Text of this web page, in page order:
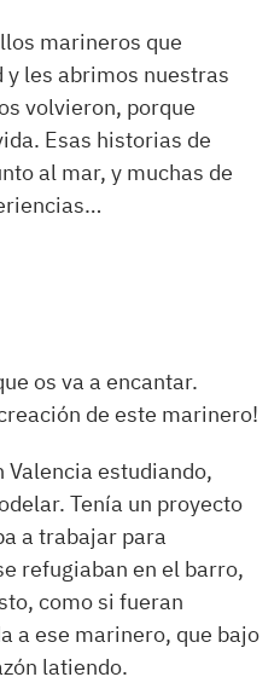
marineros que
les abrimos nuestras
volvieron, porque
Esas historias de
al mar, y muchas de
os va a encantar.
de este marinero!
Valencia estudiando,
Tenía un proyecto
a trabajar para
refugiaban en el barro,
como si fueran
a ese marinero, que bajo
latiendo.